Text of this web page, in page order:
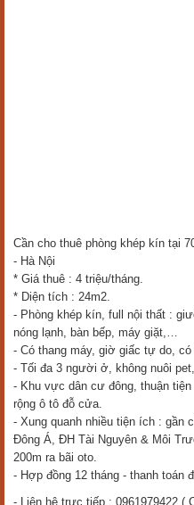
Cần cho thuê phòng khép kín tại
- Hà Nội
* Giá thuê : 4 triệu/tháng.
* Diện tích : 24m2.
- Phòng khép kín, full nội thất :
nóng lạnh, bàn bếp, máy giặt,…
- Có thang máy, giờ giấc tự do,
- Tối đa 3 người ở, không nuôi
- Khu vực dân cư đông, thuận
rộng ô tô đỗ cửa.
- Xung quanh nhiều tiện ích : gần
Đông Á, ĐH Tài Nguyên & Môi
200m ra bãi oto.
- Hợp đồng 12 tháng - thanh toán
- Liên hệ trực tiếp : 0961979422 (